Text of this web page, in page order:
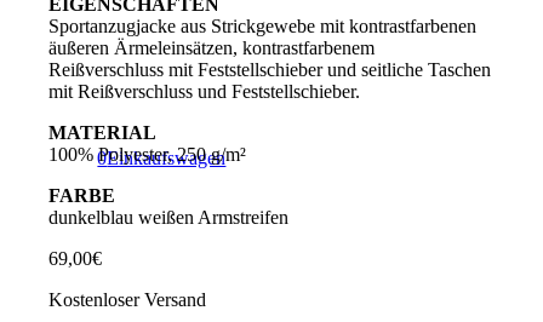
0Einkaufswagen
EIGENSCHAFTEN
Sportanzugjacke aus Strickgewebe mit kontrastfarbenen
äußeren Ärmeleinsätzen, kontrastfarbenem
Reißverschluss mit Feststellschieber und seitliche Taschen
mit Reißverschluss und Feststellschieber.
MATERIAL
100% Polyester, 250 g/m²
FARBE
dunkelblau weißen Armstreifen
69,00€
Kostenloser Versand